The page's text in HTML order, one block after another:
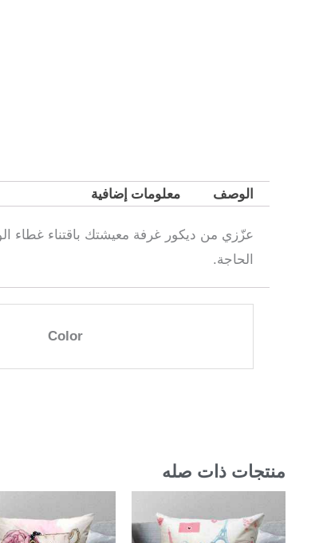
الوصف معلومات إضافية
عزّزي من ديكور غرفة معيشتك باقتناء غطاء
الحاجة.
Color
منتجات ذات صله